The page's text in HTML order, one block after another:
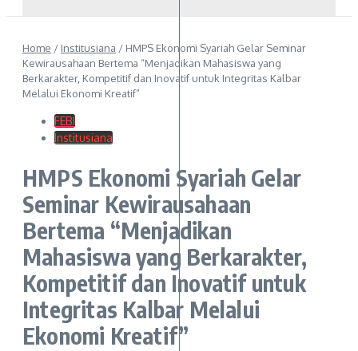
Home / Institusiana / HMPS Ekonomi Syariah Gelar Seminar
Kewirausahaan Bertema “Menjadikan Mahasiswa yang
Berkarakter, Kompetitif dan Inovatif untuk Integritas Kalbar
Melalui Ekonomi Kreatif”
FEBI
Institusiana
HMPS Ekonomi Syariah Gelar
Seminar Kewirausahaan
Bertema “Menjadikan
Mahasiswa yang Berkarakter,
Kompetitif dan Inovatif untuk
Integritas Kalbar Melalui
Ekonomi Kreatif”